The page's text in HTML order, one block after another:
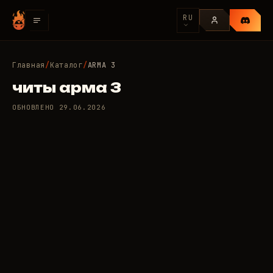
RU
Главная/Каталог/ARMA 3
читы арма 3
ОБНОВЛЕНО 29.06.2026